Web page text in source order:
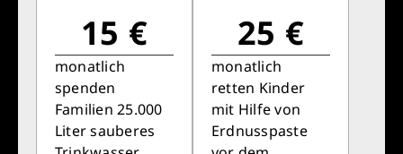
15 €
monatlich
spenden
Familien 25.000
Liter sauberes
25 €
monatlich
retten Kinder
mit Hilfe von
Erdnusspaste